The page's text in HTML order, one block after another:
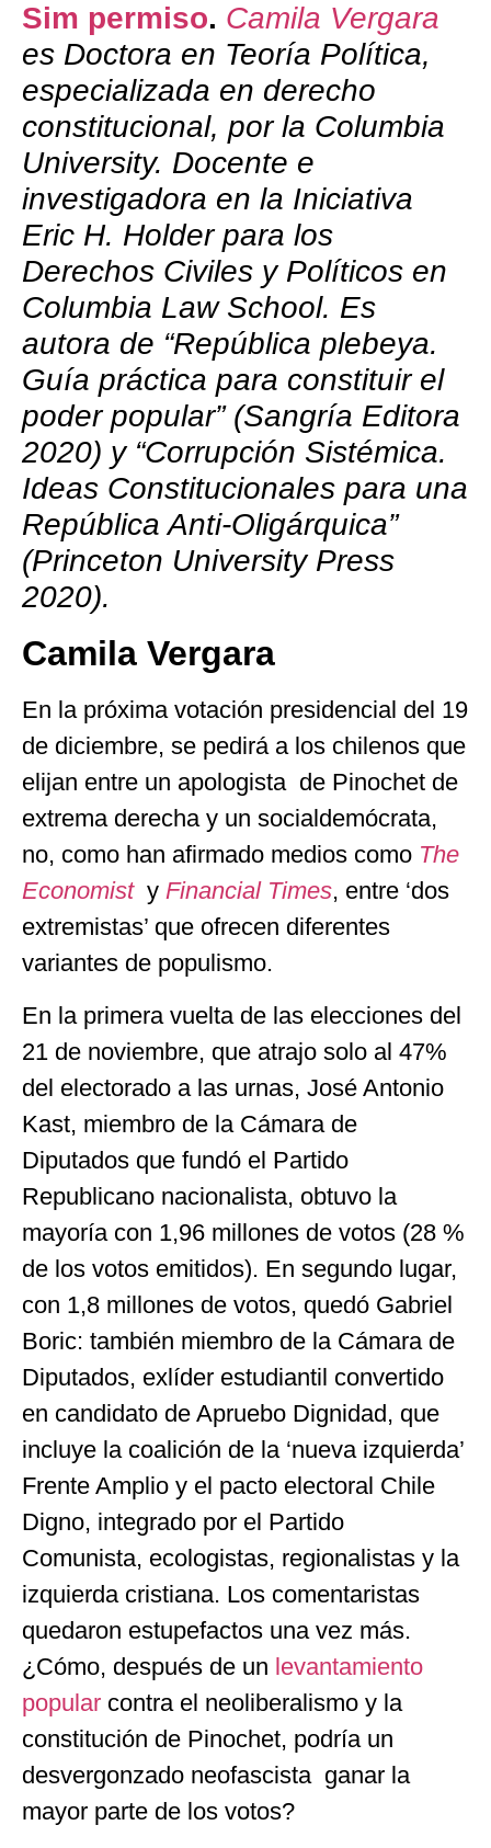
Sim permiso. Camila Vergara
es Doctora en Teoría Política,
especializada en derecho
constitucional, por la Columbia
University. Docente e
investigadora en la Iniciativa
Eric H. Holder para los
Derechos Civiles y Políticos en
Columbia Law School. Es
autora de “República plebeya.
Guía práctica para constituir el
poder popular” (Sangría Editora
2020) y “Corrupción Sistémica.
Ideas Constitucionales para una
República Anti-Oligárquica”
(Princeton University Press
2020).
Camila Vergara
En la próxima votación presidencial del 19
de diciembre, se pedirá a los chilenos que
elijan entre un apologista de Pinochet de
extrema derecha y un socialdemócrata,
no, como han afirmado medios como The
Economisty Financial Times, entre ‘dos ​​
extremistas’ que ofrecen diferentes
variantes de populismo.
En la primera vuelta de las elecciones del
21 de noviembre, que atrajo solo al 47%
del electorado a las urnas, José Antonio
Kast, miembro de la Cámara de
Diputados que fundó el Partido
Republicano nacionalista, obtuvo la
mayoría con 1,96 millones de votos (28 %
de los votos emitidos). En segundo lugar,
con 1,8 millones de votos, quedó Gabriel
Boric: también miembro de la Cámara de
Diputados, exlíder estudiantil convertido
en candidato de Apruebo Dignidad, que
incluye la coalición de la ‘nueva izquierda’
Frente Amplio y el pacto electoral Chile
Digno, integrado por el Partido
Comunista, ecologistas, regionalistas y la
izquierda cristiana. Los comentaristas
quedaron estupefactos una vez más.
¿Cómo, después de un levantamiento
popular contra el neoliberalismo y la
constitución de Pinochet, podría un
desvergonzado neofascista ganar la
mayor parte de los votos?